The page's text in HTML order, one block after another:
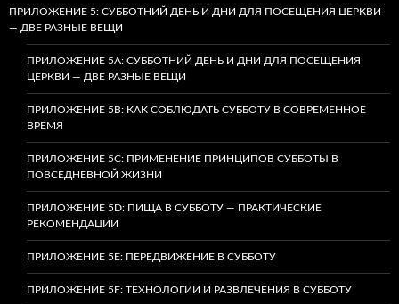
ПРИЛОЖЕНИЕ 5: СУББОТНИЙ ДЕНЬ И ДНИ ДЛЯ ПОСЕЩЕНИЯ ЦЕРКВИ
— ДВЕ РАЗНЫЕ ВЕЩИ
ПРИЛОЖЕНИЕ 5A: СУББОТНИЙ ДЕНЬ И ДНИ ДЛЯ ПОСЕЩЕНИЯ
ЦЕРКВИ — ДВЕ РАЗНЫЕ ВЕЩИ
ПРИЛОЖЕНИЕ 5B: КАК СОБЛЮДАТЬ СУББОТУ В СОВРЕМЕННОЕ
ВРЕМЯ
ПРИЛОЖЕНИЕ 5C: ПРИМЕНЕНИЕ ПРИНЦИПОВ СУББОТЫ В
ПОВСЕДНЕВНОЙ ЖИЗНИ
ПРИЛОЖЕНИЕ 5D: ПИЩА В СУББОТУ — ПРАКТИЧЕСКИЕ
РЕКОМЕНДАЦИИ
ПРИЛОЖЕНИЕ 5E: ПЕРЕДВИЖЕНИЕ В СУББОТУ
ПРИЛОЖЕНИЕ 5F: ТЕХНОЛОГИИ И РАЗВЛЕЧЕНИЯ В СУББОТУ